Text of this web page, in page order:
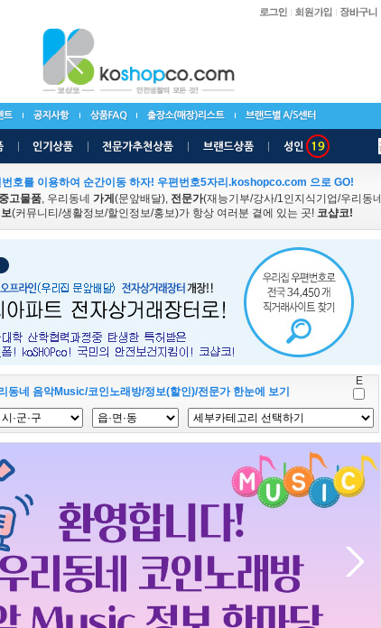
호를 이용하여 순간이동 하자! 우편번호5자리.koshopco.com 으로 GO!
고물품, 우리동네 가게 (문앞배달), 전문가(재능기부/강사/1인지식기업/우리동네
(커뮤니티/생활정보/할인정보/홍보)가 항상 여러분 곁에 있는 곳! 코샵코!
동네 음악Music/코인노래방/정보(할인)/전문가 한눈에 보기
E